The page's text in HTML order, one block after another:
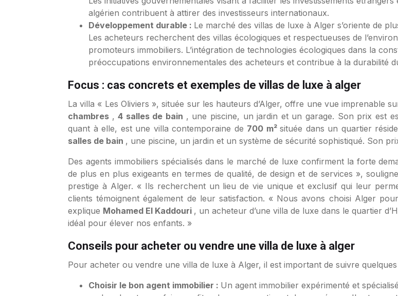
algérien contribuent à attirer des investisseurs internationaux.
Développement durable : Le marché des villas de luxe à Alger s’oriente de
Les acheteurs recherchent des villas écologiques et respectueuses de
promoteurs immobiliers. L’intégration de technologies écologiques dans la
préoccupations environnementales des acheteurs et contribue à la durabilité
Focus : cas concrets et exemples de villas de luxe à alger
La villa « Les Oliviers », située sur les hauteurs d’Alger, offre une vue imprenable
chambres ,4 salles de bain , une piscine, un jardin et un garage. Son prix est
quant à elle, est une villa contemporaine de 700 m² située dans un quartier
salles de bain , une piscine, un jardin et un système de sécurité sophistiqué. Son
Des agents immobiliers spécialisés dans le marché de luxe confirment la forte
de plus en plus exigeants en termes de qualité, de design et de services », souligne
prestige à Alger. « Ils recherchent un lieu de vie unique et exclusif qui leur
clients témoignent également de leur satisfaction. « Nous avons choisi Alger
explique Mohamed El Kaddouri , un acheteur d’une villa de luxe dans le quartier
idéal pour élever nos enfants. »
Conseils pour acheter ou vendre une villa de luxe à alger
Pour acheter ou vendre une villa de luxe à Alger, il est important de suivre
Choisir le bon agent immobilier : Un agent immobilier expérimenté et